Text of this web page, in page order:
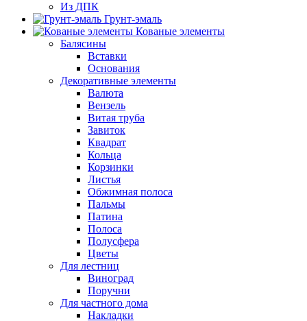
Из ДПК
Грунт-эмаль
Кованые элементы
Балясины
Вставки
Основания
Декоративные элементы
Валюта
Вензель
Витая труба
Завиток
Квадрат
Кольца
Корзинки
Листья
Обжимная полоса
Пальмы
Патина
Полоса
Полусфера
Цветы
Для лестниц
Виноград
Поручни
Для частного дома
Накладки